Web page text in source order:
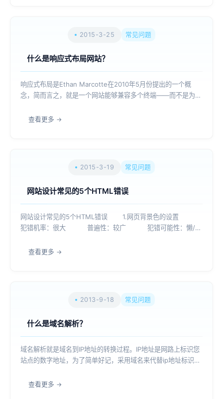
2015-3-25 常见问题
什么是响应式布局网站？
响应式布局是Ethan Marcotte在2010年5月份提出的一个概
念，简而言之，就是一个网站能够兼容多个终端——而不是为每
诞生的。响应式布局可以为不同终端的用户提供更加舒适的界面
查看更多
2015-3-19 常见问题
网站设计常见的5个HTML错误
网站设计常见的5个HTML错误 1.网页背景色的设置
犯错机率：很大 普遍性：较广 犯错可能性：懒/不
的情况，当时我用Email通知了他们，自此之后这个问题我从没
查看更多
2013-9-18 常见问题
什么是域名解析？
域名解析就是域名到IP地址的转换过程。IP地址是网路上标识您
站点的数字地址，为了简单好记，采用域名来代替ip地址标识站
查看更多